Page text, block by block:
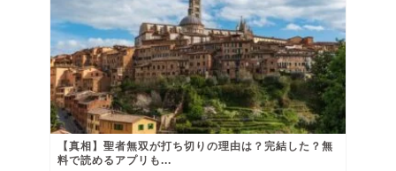
【真相】聖者無双が打ち切りの理由は？完結した？無
料で読めるアプリも...